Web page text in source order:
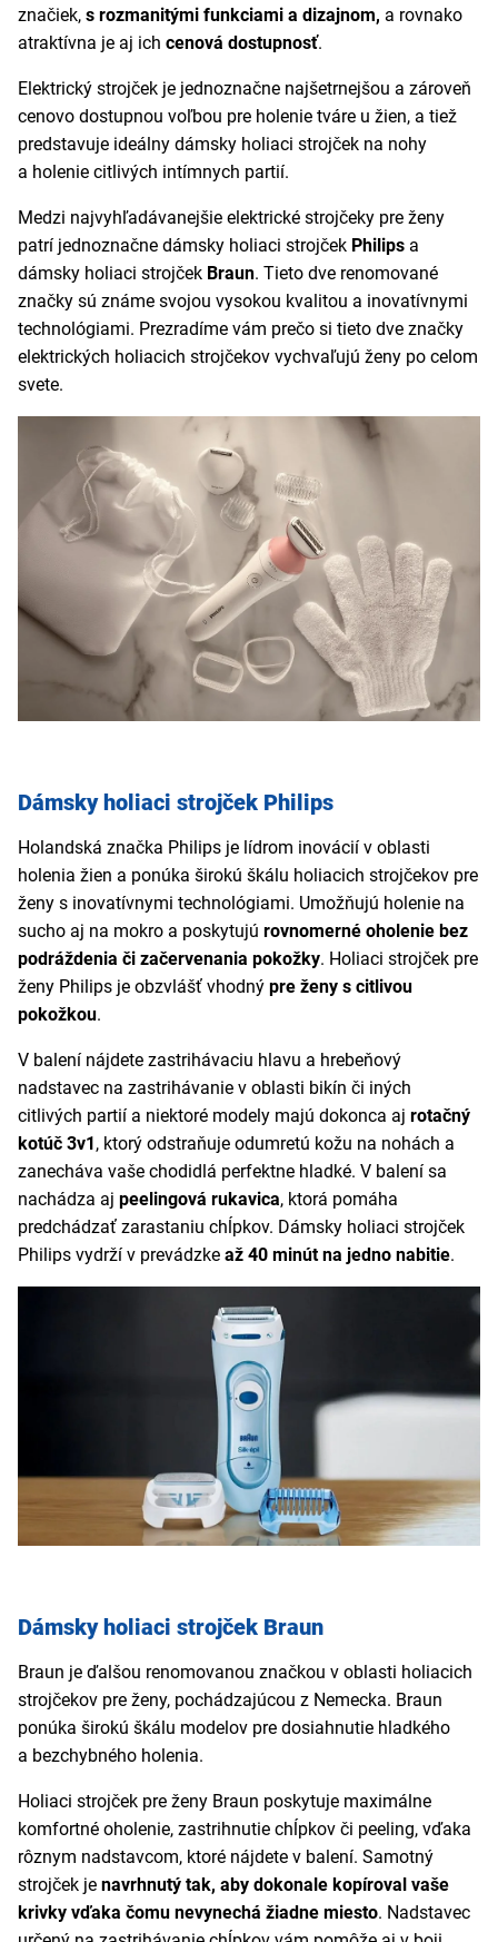
značiek, s rozmanitými funkciami a dizajnom, a rovnako
atraktívna je aj ich cenová dostupnosť.
Elektrický strojček je jednoznačne najšetrnejšou a zároveň
cenovo dostupnou voľbou pre holenie tváre u žien, a tiež
predstavuje ideálny dámsky holiaci strojček na nohy
a holenie citlivých intímnych partií.
Medzi najvyhľadávanejšie elektrické strojčeky pre ženy
patrí jednoznačne dámsky holiaci strojček Philips a
dámsky holiaci strojček Braun. Tieto dve renomované
značky sú známe svojou vysokou kvalitou a inovatívnymi
technológiami. Prezradíme vám prečo si tieto dve značky
elektrických holiacich strojčekov vychvaľujú ženy po celom
svete.
Dámsky holiaci strojček Philips
Holandská značka Philips je lídrom inovácií v oblasti
holenia žien a ponúka širokú škálu holiacich strojčekov pre
ženy s inovatívnymi technológiami. Umožňujú holenie na
sucho aj na mokro a poskytujú rovnomerné oholenie bez
podráždenia či začervenania pokožky. Holiaci strojček pre
ženy Philips je obzvlášť vhodný pre ženy s citlivou
pokožkou.
V balení nájdete zastrihávaciu hlavu a hrebeňový
nadstavec na zastrihávanie v oblasti bikín či iných
citlivých partií a niektoré modely majú dokonca aj rotačný
kotúč 3v1, ktorý odstraňuje odumretú kožu na nohách a
zanecháva vaše chodidlá perfektne hladké. V balení sa
nachádza aj peelingová rukavica, ktorá pomáha
predchádzať zarastaniu chĺpkov. Dámsky holiaci strojček
Philips vydrží v prevádzke až 40 minút na jedno nabitie.
Dámsky holiaci strojček Braun
Braun je ďalšou renomovanou značkou v oblasti holiacich
strojčekov pre ženy, pochádzajúcou z Nemecka. Braun
ponúka širokú škálu modelov pre dosiahnutie hladkého
a bezchybného holenia.
Holiaci strojček pre ženy Braun poskytuje maximálne
komfortné oholenie, zastrihnutie chĺpkov či peeling, vďaka
rôznym nadstavcom, ktoré nájdete v balení. Samotný
strojček je navrhnutý tak, aby dokonale kopíroval vaše
krivky vďaka čomu nevynechá žiadne miesto. Nadstavec